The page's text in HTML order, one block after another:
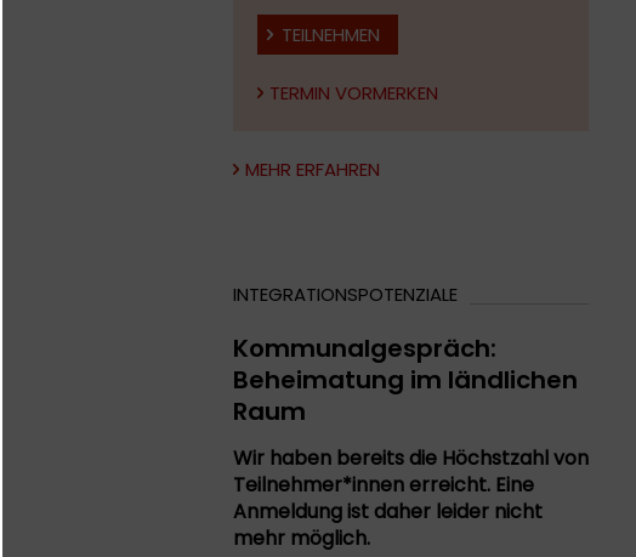
TEILNEHMEN
TERMIN VORMERKEN
MEHR ERFAHREN
INTEGRATIONSPOTENZIALE
Kommunalgespräch:
Beheimatung im ländlichen
Raum
Wir haben bereits die Höchstzahl von
Teilnehmer*innen erreicht. Eine
Anmeldung ist daher leider nicht
mehr möglich.